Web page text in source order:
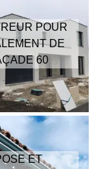
POUR
DE
60
ET